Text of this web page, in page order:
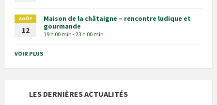
AOÛT
12
Maison de la châtaigne – rencontre ludique et
gourmande
19 h 00 min - 23 h 00 min
VOIR PLUS
LES DERNIÈRES ACTUALITÉS